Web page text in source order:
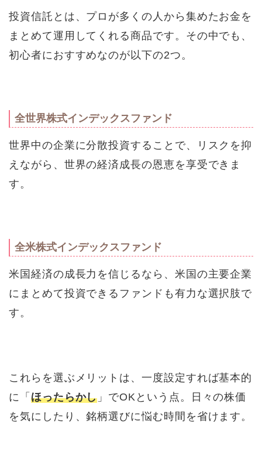
投資信託とは、プロが多くの人から集めたお金を
まとめて運用してくれる商品です。その中でも、
初心者におすすめなのが以下の2つ。
全世界株式インデックスファンド
世界中の企業に分散投資することで、リスクを抑
えながら、世界の経済成長の恩恵を享受できま
す。
全米株式インデックスファンド
米国経済の成長力を信じるなら、米国の主要企業
にまとめて投資できるファンドも有力な選択肢で
す。
これらを選ぶメリットは、一度設定すれば基本的
に「 ほったらかし 」でOKという点。日々の株価
を気にしたり、銘柄選びに悩む時間を省けます。